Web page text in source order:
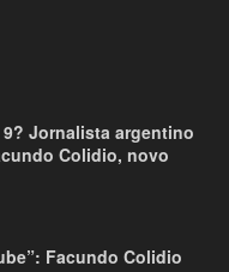
9? Jornalista argentino
Colidio, novo
Facundo Colidio